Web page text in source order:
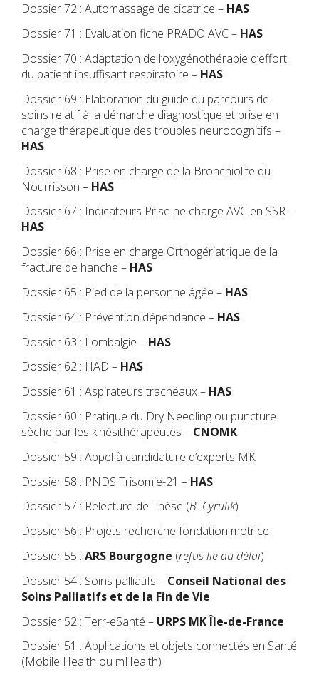
Dossier 72 : Automassage de cicatrice – HAS
Dossier 71 : Evaluation fiche PRADO AVC – HAS
Dossier 70 : Adaptation de l’oxygénothérapie d’effort
du patient insuffisant respiratoire – HAS
Dossier 69 : Elaboration du guide du parcours de
soins relatif à la démarche diagnostique et prise en
charge thérapeutique des troubles neurocognitifs –
HAS
Dossier 68 : Prise en charge de la Bronchiolite du
Nourrisson – HAS
Dossier 67 : Indicateurs Prise ne charge AVC en SSR –
HAS
Dossier 66 : Prise en charge Orthogériatrique de la
fracture de hanche – HAS
Dossier 65 : Pied de la personne âgée – HAS
Dossier 64 : Prévention dépendance – HAS
Dossier 63 : Lombalgie – HAS
Dossier 62 : HAD – HAS
Dossier 61 : Aspirateurs trachéaux – HAS
Dossier 60 : Pratique du Dry Needling ou puncture
sèche par les kinésithérapeutes – CNOMK
Dossier 59 : Appel à candidature d’experts MK
Dossier 58 : PNDS Trisomie-21 – HAS
Dossier 57 : Relecture de Thèse (B. Cyrulik)
Dossier 56 : Projets recherche fondation motrice
Dossier 55 : ARS Bourgogne (refus lié au délai)
Dossier 54 : Soins palliatifs – Conseil National des
Soins Palliatifs et de la Fin de Vie
Dossier 52 : Terr-eSanté – URPS MK Île-de-France
Dossier 51 : Applications et objets connectés en Santé
(Mobile Health ou mHealth)